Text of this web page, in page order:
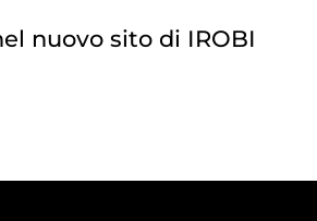
nuovo sito di IROBI